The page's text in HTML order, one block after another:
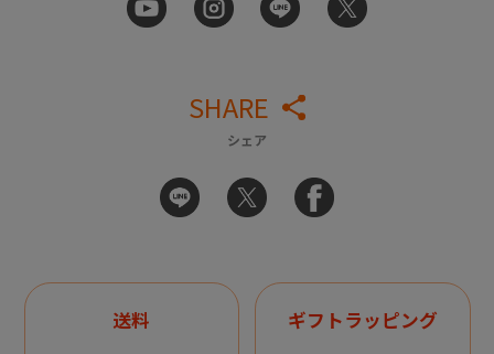
SHARE
シェア
送料 ギフトラッピング